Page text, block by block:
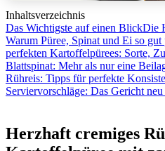
Inhaltsverzeichnis
Das Wichtigste auf einen BlickDie
Warum Püree, Spinat und Ei so gut
perfekten Kartoffelpürees: Sorte,
Blattspinat: Mehr als nur eine
Rühreis: Tipps für perfekte
Serviervorschläge: Das Gericht neu
Herzhaft cremiges